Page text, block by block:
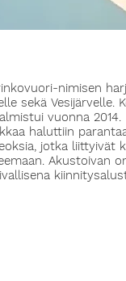
nimisen
sekä Vesijärvelle.
vuonna 2014.
haluttiin
jotka liittyivät
Akustoivan